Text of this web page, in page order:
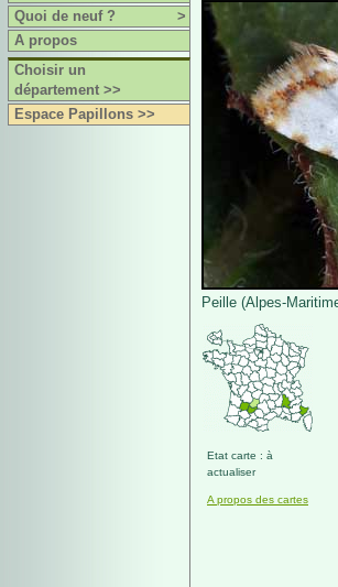
Quoi de neuf ?
>
A propos
Choisir un
département >>
Espace Papillons >>
Peille (Alpes-
Etat carte : à
actualiser
A propos des cartes